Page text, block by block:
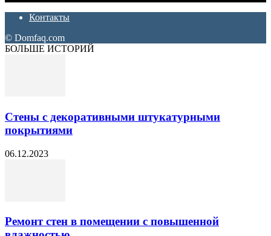
Контакты
© Domfaq.com
БОЛЬШЕ ИСТОРИЙ
Стены с декоративными штукатурными
покрытиями
06.12.2023
Ремонт стен в помещении с повышенной